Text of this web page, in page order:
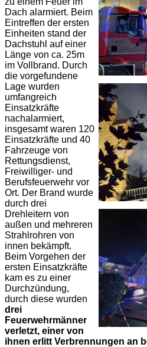
Dach alarmiert. Beim
Eintreffen der ersten
Einheiten stand der
Dachstuhl auf einer
Länge von ca. 25m
im Vollbrand. Durch
die vorgefundene
Lage wurden
umfangreich
Einsatzkräfte
nachalarmiert,
insgesamt waren 120
Einsatzkräfte und 40
Fahrzeuge von
Rettungsdienst,
Freiwilliger- und
Berufsfeuerwehr vor
Ort. Der Brand wurde
durch drei
Drehleitern von
außen und mehreren
Strahlrohren von
innen bekämpft.
Beim Vorgehen der
ersten Einsatzkräfte
kam es zu einer
Durchzündung,
durch diese wurden
drei
Feuerwehrmänner
verletzt, einer von
ihnen erlitt Verbrennungen an